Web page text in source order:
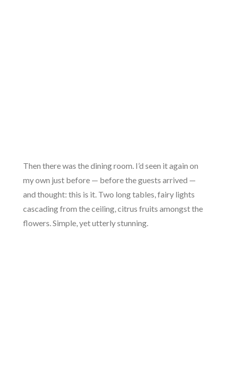
Then there was the dining room. I’d seen it again on
my own just before — before the guests arrived —
and thought: this is it. Two long tables, fairy lights
cascading from the ceiling, citrus fruits amongst the
flowers. Simple, yet utterly stunning.